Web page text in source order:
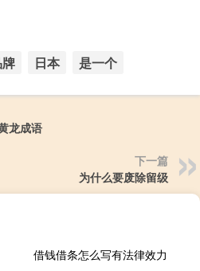
日本 是一个
龙成语
下一篇
为什么要废除留级
借钱借条怎么写有法律效力